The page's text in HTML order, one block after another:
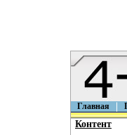
Главная
Контент